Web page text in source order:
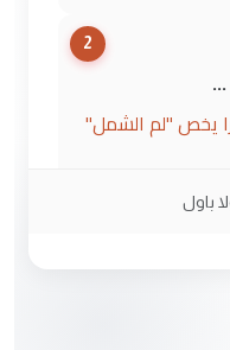
2
يخص "لم الشمل"
باول